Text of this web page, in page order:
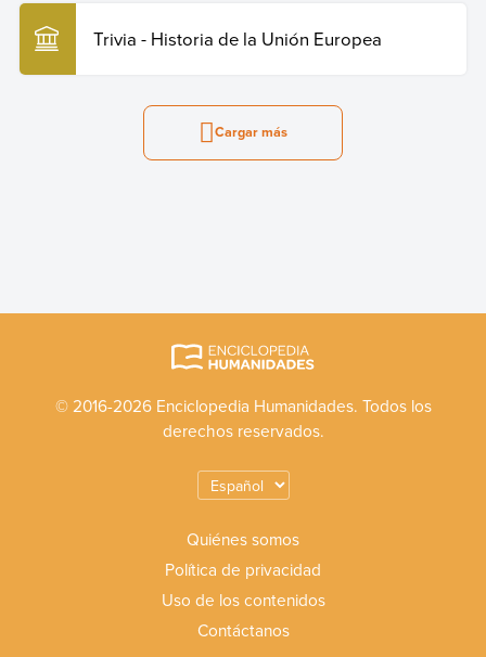
Trivia - Historia de la Unión Europea
Cargar más
© 2016-2026 Enciclopedia Humanidades. Todos los
derechos reservados.
Quiénes somos
Política de privacidad
Uso de los contenidos
Contáctanos